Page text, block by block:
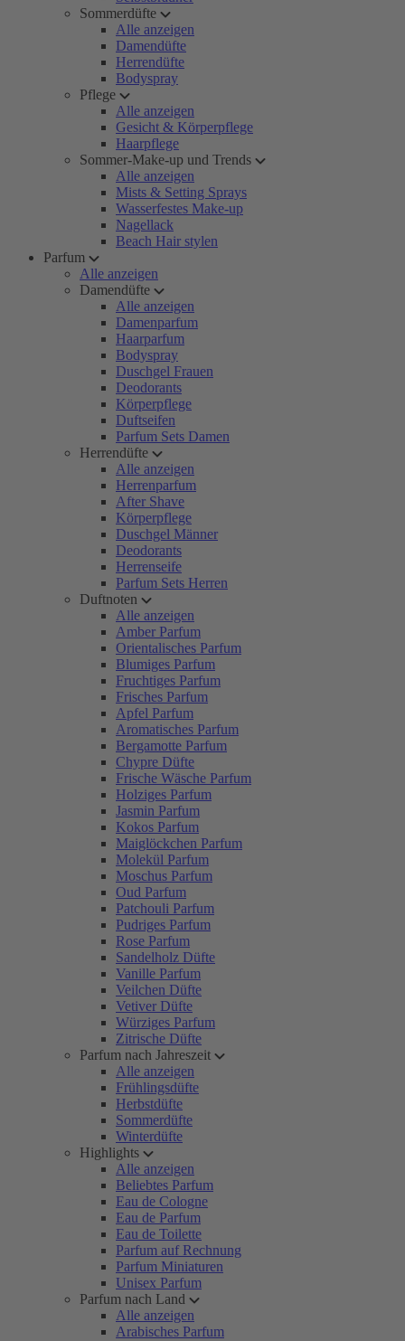
Sommerdüfte
Alle anzeigen
Damendüfte
Herrendüfte
Bodyspray
Pflege
Alle anzeigen
Gesicht & Körperpflege
Haarpflege
Sommer-Make-up und Trends
Alle anzeigen
Mists & Setting Sprays
Wasserfestes Make-up
Nagellack
Beach Hair stylen
Parfum
Alle anzeigen
Damendüfte
Alle anzeigen
Damenparfum
Haarparfum
Bodyspray
Duschgel Frauen
Deodorants
Körperpflege
Duftseifen
Parfum Sets Damen
Herrendüfte
Alle anzeigen
Herrenparfum
After Shave
Körperpflege
Duschgel Männer
Deodorants
Herrenseife
Parfum Sets Herren
Duftnoten
Alle anzeigen
Amber Parfum
Orientalisches Parfum
Blumiges Parfum
Fruchtiges Parfum
Frisches Parfum
Apfel Parfum
Aromatisches Parfum
Bergamotte Parfum
Chypre Düfte
Frische Wäsche Parfum
Holziges Parfum
Jasmin Parfum
Kokos Parfum
Maiglöckchen Parfum
Molekül Parfum
Moschus Parfum
Oud Parfum
Patchouli Parfum
Pudriges Parfum
Rose Parfum
Sandelholz Düfte
Vanille Parfum
Veilchen Düfte
Vetiver Düfte
Würziges Parfum
Zitrische Düfte
Parfum nach Jahreszeit
Alle anzeigen
Frühlingsdüfte
Herbstdüfte
Sommerdüfte
Winterdüfte
Highlights
Alle anzeigen
Beliebtes Parfum
Eau de Cologne
Eau de Parfum
Eau de Toilette
Parfum auf Rechnung
Parfum Miniaturen
Unisex Parfum
Parfum nach Land
Alle anzeigen
Arabisches Parfum